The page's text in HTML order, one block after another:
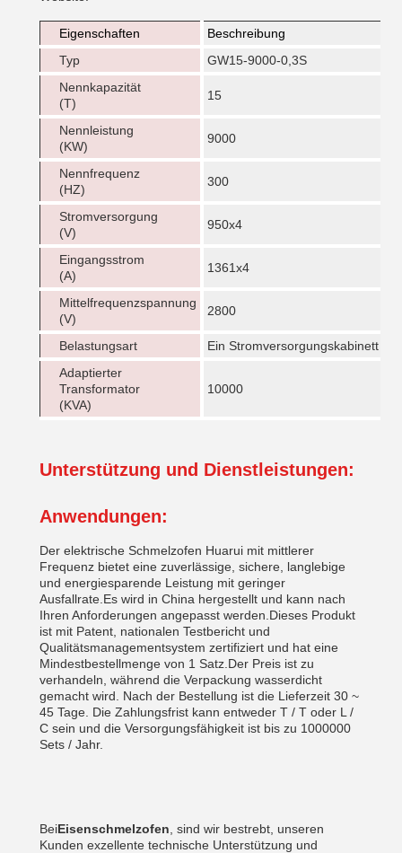
Eigenschaften
Beschreibung
Typ
GW15-9000-0,3S
Nennkapazität
(T)
15
Nennleistung
(KW)
9000
Nennfrequenz
(HZ)
300
Stromversorgung
(V)
950x4
Eingangsstrom
(A)
1361x4
Mittelfrequenzspannung
(V)
2800
Belastungsart
Ein Stromversorgungskabinett
Adaptierter
Transformator
(KVA)
10000
Unterstützung und Dienstleistungen:
Anwendungen:
Der elektrische Schmelzofen Huarui mit mittlerer
Frequenz bietet eine zuverlässige, sichere, langlebige
und energiesparende Leistung mit geringer
Ausfallrate.Es wird in China hergestellt und kann nach
Ihren Anforderungen angepasst werden.Dieses Produkt
ist mit Patent, nationalen Testbericht und
Qualitätsmanagementsystem zertifiziert und hat eine
Mindestbestellmenge von 1 Satz.Der Preis ist zu
verhandeln, während die Verpackung wasserdicht
gemacht wird. Nach der Bestellung ist die Lieferzeit 30 ~
45 Tage. Die Zahlungsfrist kann entweder T / T oder L /
C sein und die Versorgungsfähigkeit ist bis zu 1000000
Sets / Jahr.
BeiEisenschmelzofen , sind wir bestrebt, unseren
Kunden exzellente technische Unterstützung und